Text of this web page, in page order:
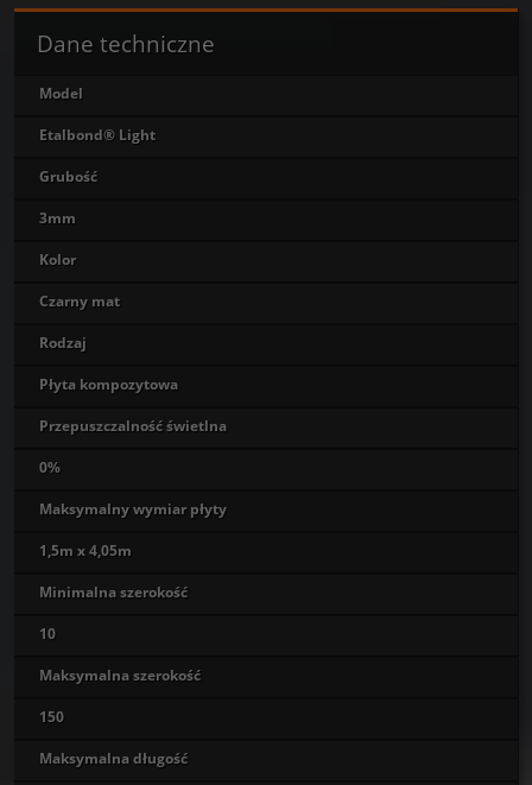
Dane techniczne
Model
Etalbond® Light
Grubość
3mm
Kolor
Czarny mat
Rodzaj
Płyta kompozytowa
Przepuszczalność świetlna
0%
Maksymalny wymiar płyty
1,5m x 4,05m
Minimalna szerokość
10
Maksymalna szerokość
150
Maksymalna długość